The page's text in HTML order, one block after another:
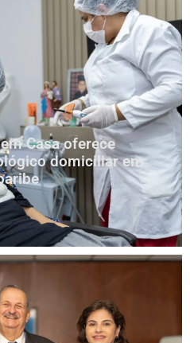
Casa oferece
domiciliar em